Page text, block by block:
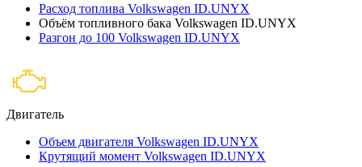
Расход топлива Volkswagen ID.UNYX
Объём топливного бака Volkswagen ID.UNYX
Разгон до 100 Volkswagen ID.UNYX
Двигатель
Объем двигателя Volkswagen ID.UNYX
Крутящий момент Volkswagen ID.UNYX